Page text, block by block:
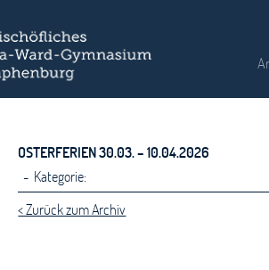
OSTERFERIEN 30.03. – 10.04.2026
- Kategorie:
< Zurück zum Archiv